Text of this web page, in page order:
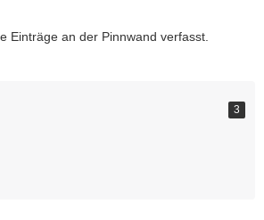
Einträge an der Pinnwand verfasst.
3